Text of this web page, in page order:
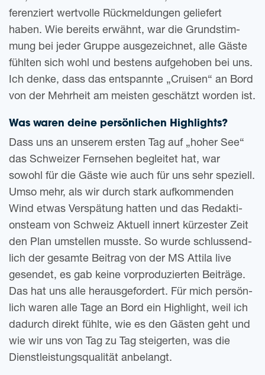
fe­ren­ziert wert­vol­le Rück­mel­dun­gen gelie­fert
haben. Wie bereits erwähnt, war die Grund­stim­
mung bei jeder Grup­pe aus­ge­zeich­net, alle Gäste
fühl­ten sich wohl und bes­tens auf­ge­ho­ben bei uns.
Ich denke, dass das ent­spann­te „Crui­sen“ an Bord
von der Mehr­heit am meis­ten geschätzt wor­den ist.
Was waren deine per­sön­li­chen Highlights?
Dass uns an unse­rem ers­ten Tag auf „hoher See“
das Schwei­zer Fern­se­hen beglei­tet hat, war
sowohl für die Gäste wie auch für uns sehr spe­zi­ell.
Umso mehr, als wir durch stark auf­kom­men­den
Wind etwas Ver­spä­tung hat­ten und das Redak­ti­
ons­team von Schweiz Aktu­ell innert kür­zes­ter Zeit
den Plan umstel­len muss­te. So wurde schluss­end­
lich der gesam­te Bei­trag von der MS Attila live
gesen­det, es gab keine vor­pro­du­zier­ten Bei­trä­ge.
Das hat uns alle her­aus­ge­for­dert. Für mich per­sön­
lich waren alle Tage an Bord ein High­light, weil ich
dadurch direkt fühl­te, wie es den Gäs­ten geht und
wie wir uns von Tag zu Tag stei­ger­ten, was die
Dienst­leis­tungs­qua­li­tät anbelangt.